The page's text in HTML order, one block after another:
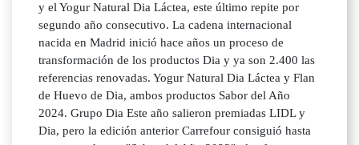
y el Yogur Natural Dia Láctea, este último repite por
segundo año consecutivo. La cadena internacional
nacida en Madrid inició hace años un proceso de
transformación de los productos Dia y ya son 2.400 las
referencias renovadas. Yogur Natural Dia Láctea y Flan
de Huevo de Dia, ambos productos Sabor del Año
2024. Grupo Dia Este año salieron premiadas LIDL y
Dia, pero la edición anterior Carrefour consiguió hasta